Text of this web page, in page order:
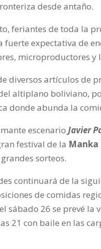
desde antaño.
feriantes de toda la
fuerte expectativa de
microproductores y
diversos artículos de
altiplano boliviano,
donde abunda la
escenario Javier
festival de la Manka
sorteos.
continuará de la
de comidas
sábado 26 se prevé la
21 con baile en las